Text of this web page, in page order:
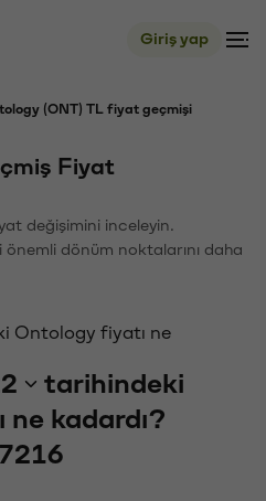
Giriş yap
(ONT) TL fiyat geçmişi
Fiyat
değişimini inceleyin.
önemli dönüm noktalarını daha
Ontology fiyatı ne
tarihindeki
ne kadardı?